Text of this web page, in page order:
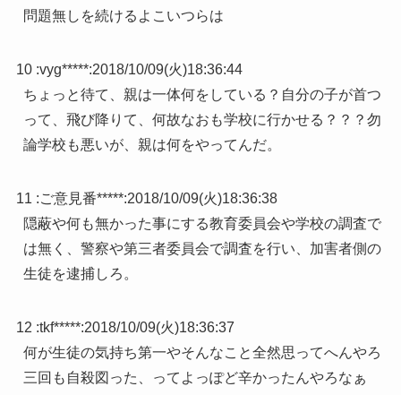
問題無しを続けるよこいつらは
10 :vyg*****:2018/10/09(火)18:36:44
ちょっと待て、親は一体何をしている？自分の子が首つ
って、飛び降りて、何故なおも学校に行かせる？？？勿
論学校も悪いが、親は何をやってんだ。
11 :ご意見番*****:2018/10/09(火)18:36:38
隠蔽や何も無かった事にする教育委員会や学校の調査で
は無く、警察や第三者委員会で調査を行い、加害者側の
生徒を逮捕しろ。
12 :tkf*****:2018/10/09(火)18:36:37
何が生徒の気持ち第一やそんなこと全然思ってへんやろ
三回も自殺図った、ってよっぽど辛かったんやろなぁ